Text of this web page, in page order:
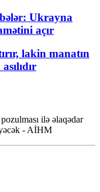
Ukrayna
açır
lakin manatın
ilə əlaqədar
- AİHM